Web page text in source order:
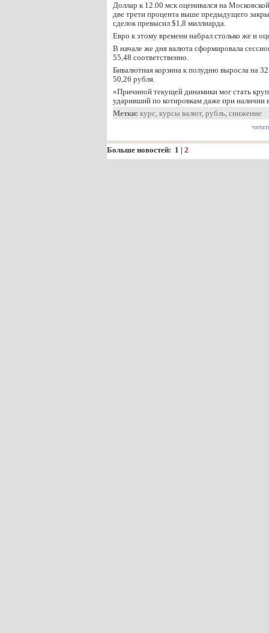
Доллар к 12.00 мск оценивался на
две трети процента выше предыдущего
сделок превысил $1,8 миллиарда.
Евро к этому времени набрал столько же и
В начале же дня валюта сформировала
55,48 соответственно.
Бивалютная корзина к полудню выросла на
50,26 рубля.
«Причиной текущей динамики мог стать
ударивший по котировкам даже при
Метки: курс, курсы валют, рубль, снижение
Больше новостей: 1 | 2